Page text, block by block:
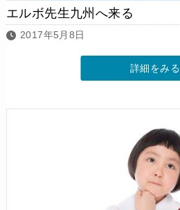
エルボ先生九州へ来る
2017年5月8日
詳細をみる